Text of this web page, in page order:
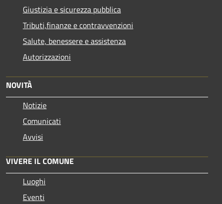
Giustizia e sicurezza pubblica
Tributi,finanze e contravvenzioni
Salute, benessere e assistenza
Autorizzazioni
NOVITÀ
Notizie
Comunicati
Avvisi
VIVERE IL COMUNE
Luoghi
Eventi